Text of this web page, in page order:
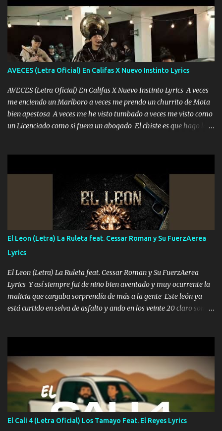
pero eso ya no va a pasar me perderé en la soledad Porque me
mirabas bonito si yo no fui el final feliz el final fue triste pa mí Y
duele no tenerte aquí sabiendo que moría por ti yo y la luna
cantamos y por ti nos embriagamos Quién sabe qué será de mí si
contigo fui muy feliz a lo mejor no lloró pero muy en el fondo te
adoro
AVECES (Letra Oficial) En Califas X Nuevo Instinto Lyrics
AVECES (Letra Oficial) En Califas X Nuevo Instinto Lyrics A veces
me enciendo un Marlboro a veces me prendo un churrito de Mota
bien apestosa A veces me he visto tumbado a veces me visto como
un Licenciado como si fuera un abogado El chiste es que hago lo
corriente no quieren verte subir de level trucha mis plebes Música
A veces me pongo un sombrero a veces me ven la cachucha de lado
con la mirada siempre en alto A veces me fajó una super o a veces
me fajó una Glock siempre armado todas las generaciones yo
traigo El chiste es que hago lo que quiero pues así soy me mandó
yo tengo el control a todos yo les paro el dedo soy hocicon un
malcriado un malandrón Que Les importa no saben nada falsas
las risas las que me miran hay gente corriente no quieren ve...
El Leon (Letra) La Ruleta feat. Cessar Roman y Su FuerzAerea
Lyrics
El Leon (Letra) La Ruleta feat. Cessar Roman y Su FuerzAerea
Lyrics Y así siempre fui de niño bien aventado y muy ocurrente la
malicia que cargaba sorprendía de más a la gente Este león ya
está curtido en selva de asfalto y ando en los veinte 20 claro son
pa más pues hay charola les voy a dar hasta topar pues no hay de
otra Música Surcando bien mi camino voy por mi línea no veo a
los lados aquel que no corre vuela no se me duerm voy chicoteado
Ya pasé varias hazañas ya tienen rato que me agarran el colmillo
de este León los estatales no sé esperaron Al tiro esta la PrimiZa
también la nueve que cargo al lado doy la mano al que su amigo y
al traicionero damos pa abajo Y No me paran aquí hay pa más
El Cali 4 (Letra Oficial) Los Tamayo Feat. El Reyes Lyrics